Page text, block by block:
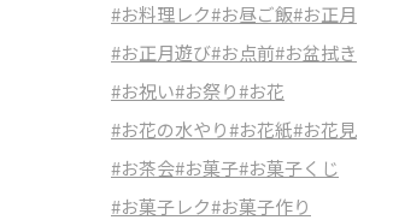
#お料理レク#お昼ご飯#お正月
#お正月遊び#お点前#お盆拭き
#お祝い#お祭り#お花
#お花の水やり#お花紙#お花見
#お茶会#お菓子#お菓子くじ
#お菓子レク#お菓子作り